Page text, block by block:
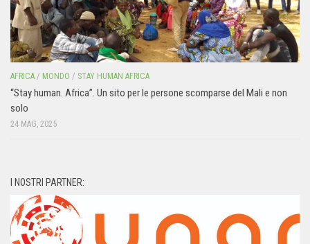
AFRICA / MONDO / STAY HUMAN AFRICA
“Stay human. Africa”. Un sito per le persone scomparse del Mali e non
solo
24 MAG, 2025
I NOSTRI PARTNER: